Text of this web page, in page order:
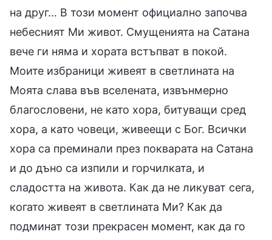
на друг… В този момент официално започва
небесният Ми живот. Смущенията на Сатана
вече ги няма и хората встъпват в покой.
Моите избраници живеят в светлината на
Моята слава във вселената, извънмерно
благословени, не като хора, битуващи сред
хора, а като човеци, живеещи с Бог. Всички
хора са преминали през покварата на Сатана
и до дъно са изпили и горчилката, и
сладостта на живота. Как да не ликуват сега,
когато живеят в светлината Ми? Как да
подминат този прекрасен момент, как да го